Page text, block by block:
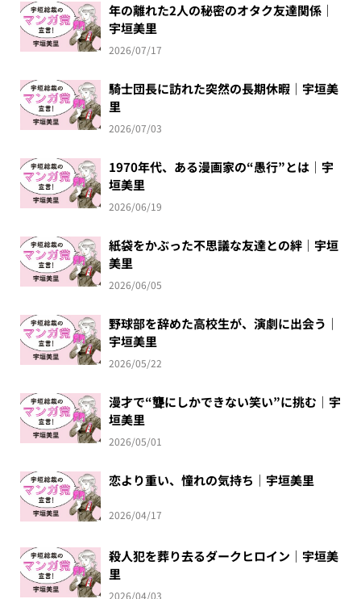
年の離れた2人の秘密のオタク友達関係｜
宇垣美里
2026/07/17
騎士団長に訪れた突然の長期休暇｜宇垣美
里
2026/07/03
1970年代、ある漫画家の“愚行”とは｜宇
垣美里
2026/06/19
紙袋をかぶった不思議な友達との絆｜宇垣
美里
2026/06/05
野球部を辞めた高校生が、演劇に出会う｜
宇垣美里
2026/05/22
漫才で“聾にしかできない笑い”に挑む｜宇
垣美里
2026/05/01
恋より重い、憧れの気持ち｜宇垣美里
2026/04/17
殺人犯を葬り去るダークヒロイン｜宇垣美
里
2026/04/03